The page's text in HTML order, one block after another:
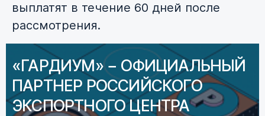
выплатят в течение 60 дней после
рассмотрения.
«ГАРДИУМ» − ОФИЦИАЛЬНЫЙ
ПАРТНЕР РОССИЙСКОГО
ЭКСПОРТНОГО ЦЕНТРА